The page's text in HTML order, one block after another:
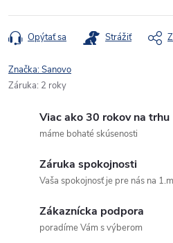
Opýtať sa Strážiť
Značka:Sanovo
Záruka: 2 roky
Viac ako 30 rokov na trhu
máme bohaté skúsenosti
Záruka spokojnosti
Vaša spokojnosť je pre nás na
Zákaznícka podpora
poradíme Vám s výberom